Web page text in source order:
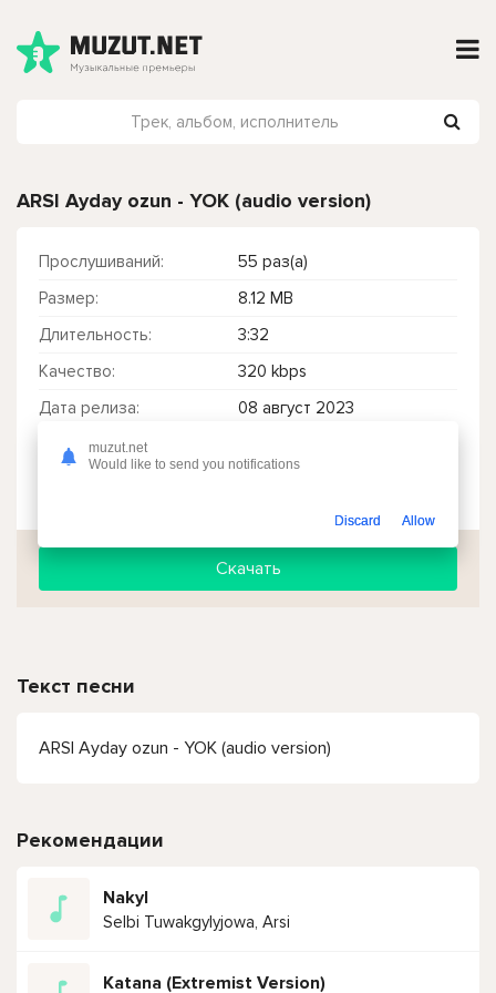
ARSI Ayday ozun - YOK (audio version)
Прослушиваний:
55 раз(а)
Размер:
8.12 MB
Длительность:
3:32
Качество:
320 kbps
Дата релиза:
08 август 2023
Скачать
Текст песни
ARSI Ayday ozun - YOK (audio version)
Рекомендации
Nakyl
Selbi Tuwakgylyjowa, Arsi
Katana (Extremist Version)
muzut.net
Would like to send you notifications
Discard Allow